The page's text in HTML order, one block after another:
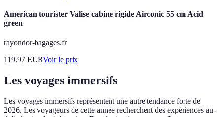
American tourister Valise cabine rigide Airconic 55 cm Acid
green
rayondor-bagages.fr
119.97 EURVoir le prix
Les voyages immersifs
Les voyages immersifs représentent une autre tendance forte de
2026. Les voyageurs de cette année recherchent des expériences au-